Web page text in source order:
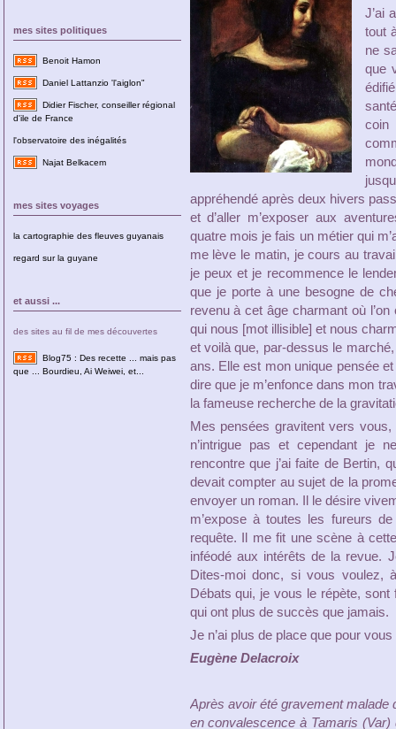
mes sites politiques
Benoit Hamon
Daniel Lattanzio 'l'aiglon"
Didier Fischer, conseiller régional
d'ile de France
l'observatoire des inégalités
Najat Belkacem
mes sites voyages
la cartographie des fleuves guyanais
regard sur la guyane
et aussi ...
des sites au fil de mes découvertes
Blog75 : Des recette ... mais pas
que ... Bourdieu, Ai Weiwei, et...
J’ai
tout
ne
que
coin
appréhendé après deux hivers
et d’aller m’exposer aux
quatre mois je fais un métier qui
me lève le matin, je cours au
je peux et je recommence le
que je porte à une besogne de
revenu à cet âge charmant où
qui nous [mot illisible] et nous
et voilà que, par-dessus le
ans. Elle est mon unique pensée et
dire que je m’enfonce dans mon
la fameuse recherche de la
Mes pensées gravitent vers
n’intrigue pas et cependant je
rencontre que j’ai faite de Bertin,
devait compter au sujet de la
envoyer un roman. Il le désire
m’expose à toutes les fureurs
requête. Il me fit une scène à
inféodé aux intérêts de la revue.
Dites-moi donc, si vous voulez,
Débats qui, je vous le répète,
qui ont plus de succès que jamais.
Je n’ai plus de place que pour
Eugène Delacroix
Après avoir été gravement malade
en convalescence à Tamaris (Var)